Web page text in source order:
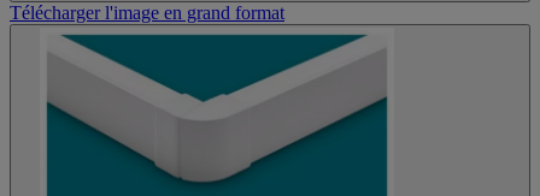
Télécharger l'image en grand format